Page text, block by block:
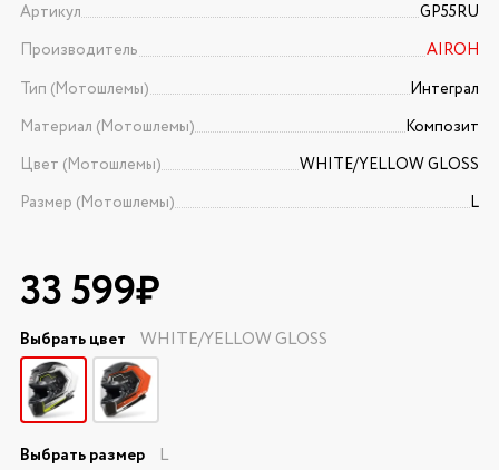
Артикул
GP55RU
Производитель
AIROH
Тип (Мотошлемы)
Интеграл
Материал (Мотошлемы)
Композит
Цвет (Мотошлемы)
WHITE/YELLOW GLOSS
Размер (Мотошлемы)
L
33 599₽
Выбрать цвет WHITE/YELLOW GLOSS
Выбрать размер L